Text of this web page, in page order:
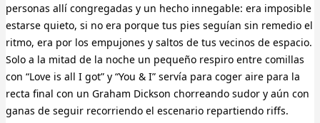
personas allí congregadas y un hecho innegable: era imposible
estarse quieto, si no era porque tus pies seguían sin remedio el
ritmo, era por los empujones y saltos de tus vecinos de espacio.
Solo a la mitad de la noche un pequeño respiro entre comillas
con “Love is all I got” y “You & I” servía para coger aire para la
recta final con un Graham Dickson chorreando sudor y aún con
ganas de seguir recorriendo el escenario repartiendo riffs.